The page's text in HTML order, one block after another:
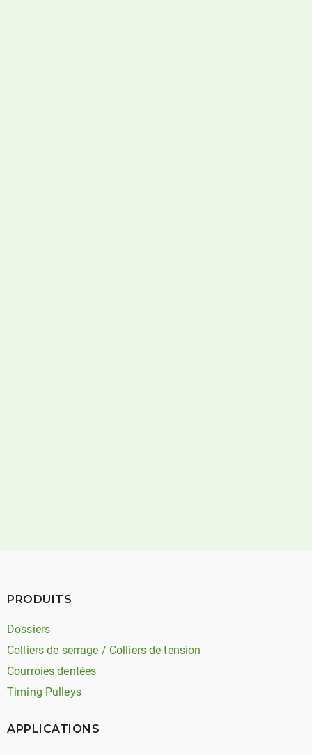
PRODUITS
Dossiers
Colliers de serrage / Colliers de tension
Courroies dentées
Timing Pulleys
APPLICATIONS